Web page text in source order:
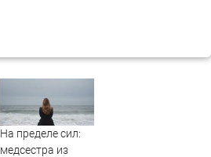
На пределе сил:
медсестра из